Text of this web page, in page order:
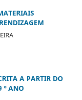
A PARTIR DO
º ANO